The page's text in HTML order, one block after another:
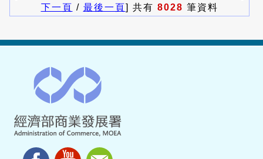
下一頁 / 最後一頁] 共有 8028 筆資料